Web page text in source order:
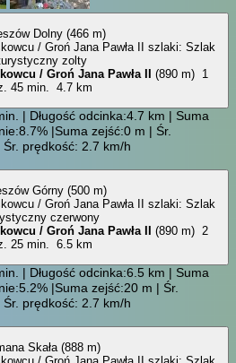
3. Krzeszów Dolny (466 m)
/ Groń Jana Pawła II (890 m) 1
45 min.
4.7 km
| Długość odcinka:4.7 km | Suma
|Suma zejść:0 m | Śr.
prędkość: 2.7 km/h
4. Krzeszów Górny (500 m)
/ Groń Jana Pawła II (890 m) 2
25 min.
6.5 km
| Długość odcinka:6.5 km | Suma
|Suma zejść:20 m | Śr.
prędkość: 2.7 km/h